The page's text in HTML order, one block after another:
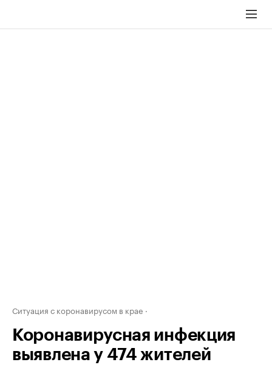
Ситуация с коронавирусом в крае
Коронавирусная инфекция
выявлена у 474 жителей